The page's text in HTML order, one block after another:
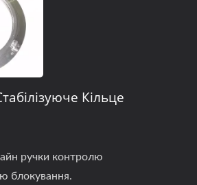
Кільце
ручки контролю
блокування.